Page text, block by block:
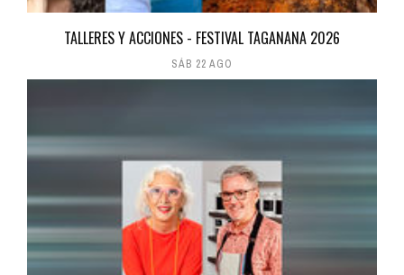
TALLERES Y ACCIONES - FESTIVAL TAGANANA 2026
SÁB 22 AGO